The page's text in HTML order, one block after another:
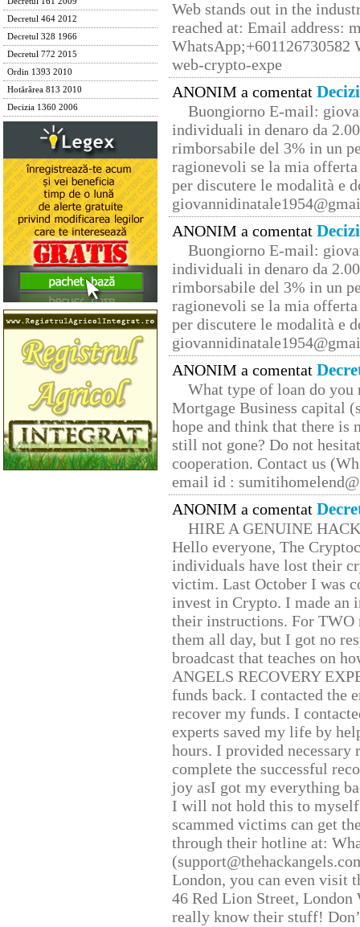
Decretul 464 2012
Decretul 328 1966
Decretul 772 2015
Ordin 1393 2010
Hotărârea 813 2010
Decizia 1360 2006
Web stands out in the
reached at: Email address:
web-crypto-expe
ANONIM a comentat
Buongiorno E-mail:
individuali in denaro da
rimborsabile del 3% in un
ragionevoli se la mia
per discutere le modalità e
ANONIM a comentat
Buongiorno E-mail:
individuali in denaro da
rimborsabile del 3% in un
ragionevoli se la mia
per discutere le modalità e
ANONIM a comentat
What type of loan do you
Mortgage Business capital
hope and think that there is
still not gone? Do not
cooperation. Contact us
email id :
ANONIM a comentat
HIRE A GENUINE
Hello everyone, The
individuals have lost their
victim. Last October I was
invest in Crypto. I made
their instructions. For TWO
them all day, but I got no
broadcast that teaches on
ANGELS RECOVERY
funds back. I contacted the
recover my funds. I
experts saved my life by
hours. I provided
complete the successful
joy asI got my everything
I will not hold this to
scammed victims can get
through their hotline at:
London, you can even visit
46 Red Lion Street, London
really know their stuff!